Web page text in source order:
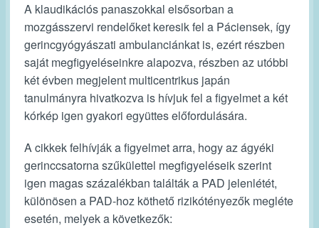
A klaudikációs panaszokkal elsősorban a
mozgásszervi rendelőket keresik fel a Páciensek, így
gerincgyógyászati ambulanciánkat is, ezért részben
saját megfigyeléseinkre alapozva, részben az utóbbi
két évben megjelent multicentrikus japán
tanulmányra hivatkozva is hívjuk fel a figyelmet a két
kórkép igen gyakori együttes előfordulására.
A cikkek felhívják a figyelmet arra, hogy az ágyéki
gerinccsatorna szűkülettel megfigyeléseik szerint
igen magas százalékban találták a PAD jelenlétét,
különösen a PAD-hoz köthető rizikótényezők megléte
esetén, melyek a következők: